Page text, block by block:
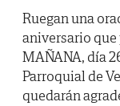
Ruegan una
aniversario que
MAÑANA, día
Parroquial de
quedarán